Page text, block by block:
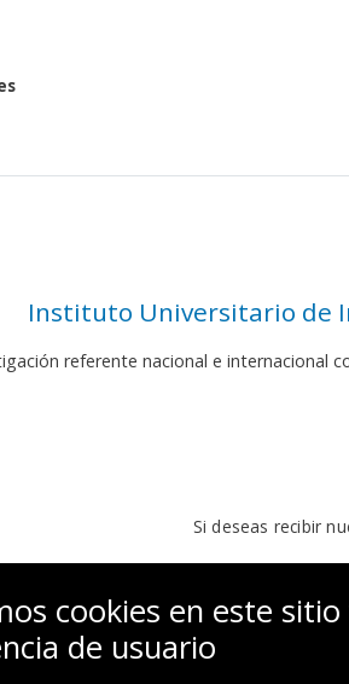
Instituto Universitario de
referente nacional e internacional
Si deseas recibir
cookies en este
de usuario